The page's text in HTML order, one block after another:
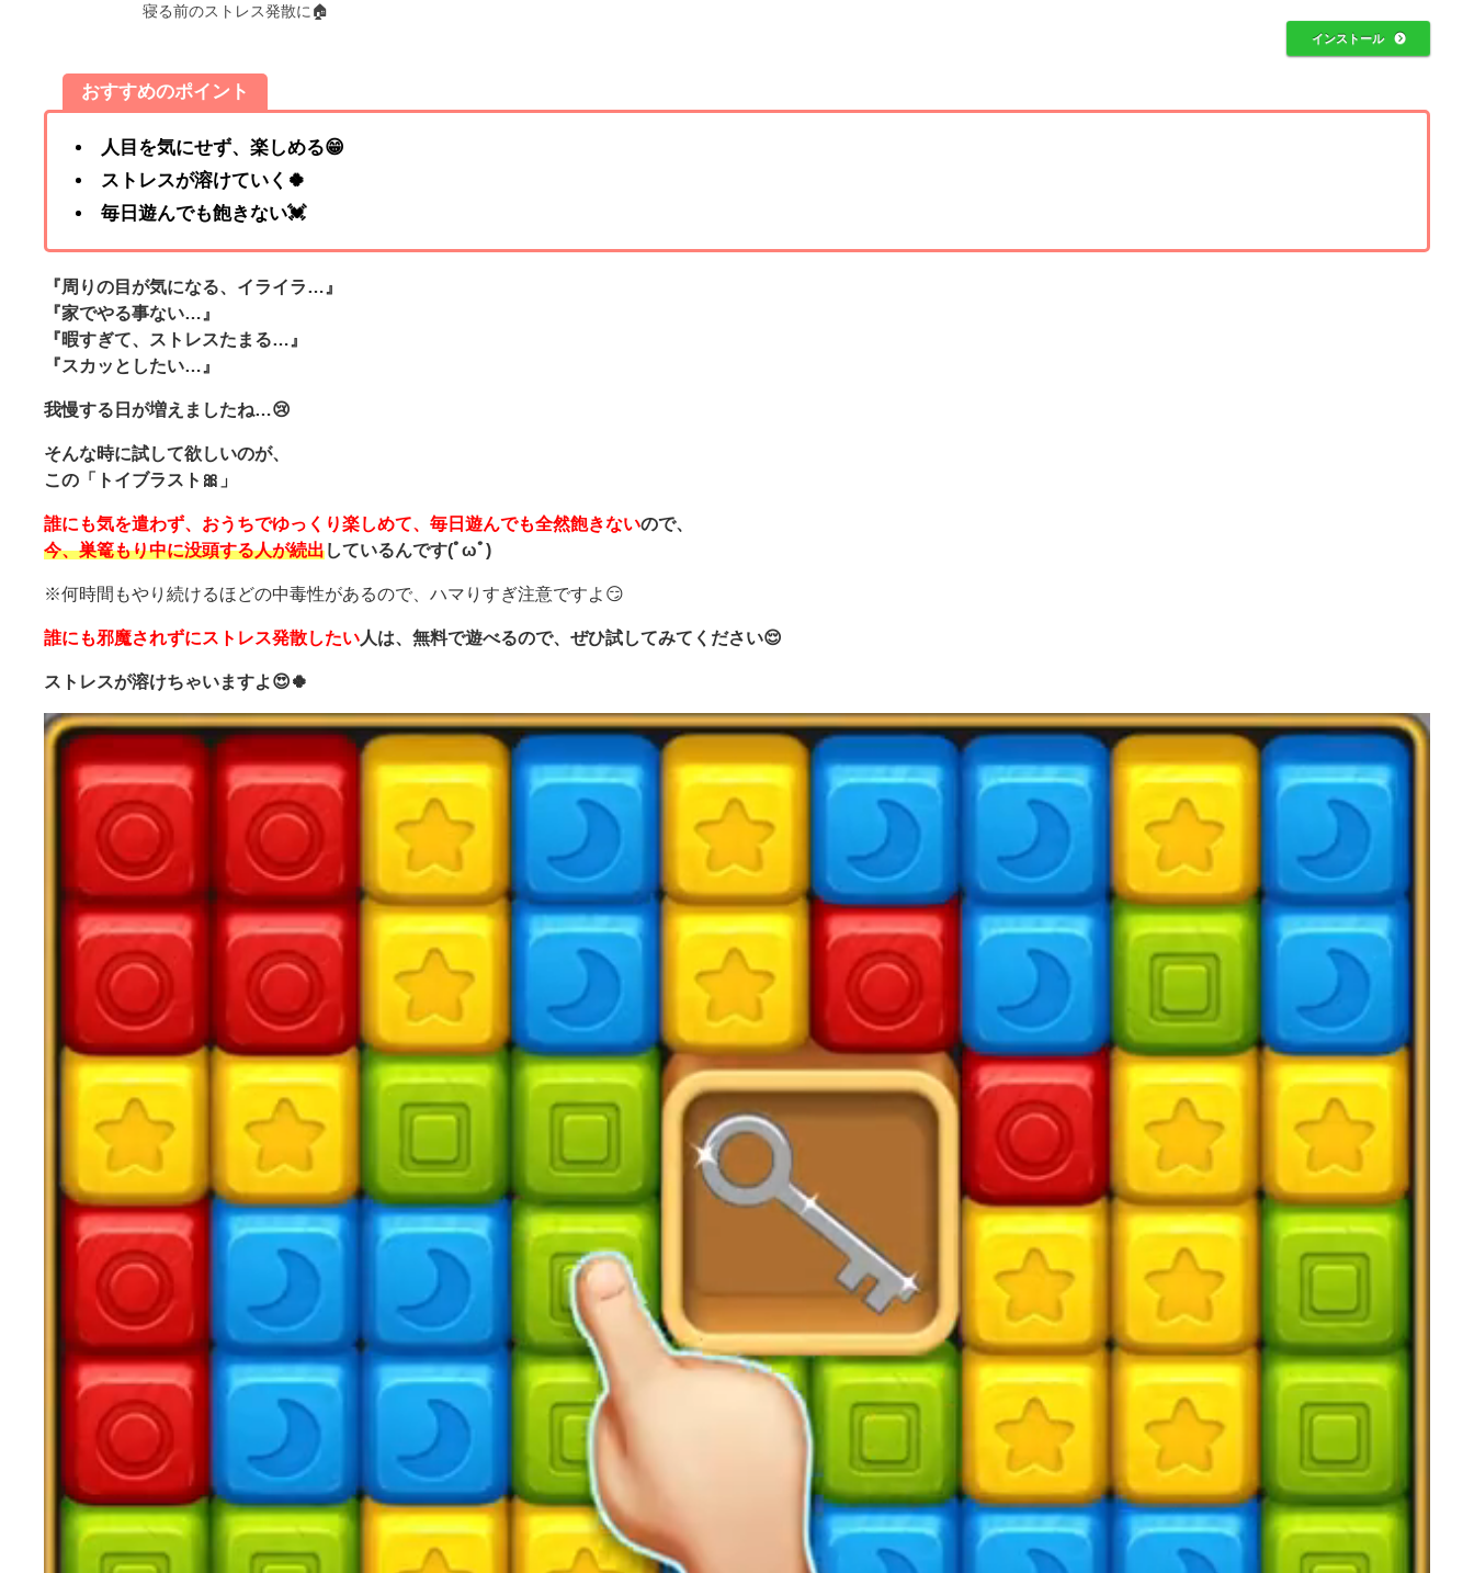
寝る前のストレス発散に🏠
インストール
おすすめのポイント
人目を気にせず、楽しめる😁
ストレスが溶けていく🍀
毎日遊んでも飽きない💓
『周りの目が気になる、イライラ…』
『家でやる事ない…』
『暇すぎて、ストレスたまる…』
『スカッとしたい…』
我慢する日が増えましたね…😢
そんな時に試して欲しいのが、
この「トイブラスト🎀」
誰にも気を遣わず、おうちでゆっくり楽しめて、毎日遊んでも全然飽きないので、
今、巣篭もり中に没頭する人が続出しているんです(ﾟωﾟ)
※何時間もやり続けるほどの中毒性があるので、ハマりすぎ注意ですよ😏
誰にも邪魔されずにストレス発散したい人は、無料で遊べるので、ぜひ試してみてください😌
ストレスが溶けちゃいますよ😍🍀